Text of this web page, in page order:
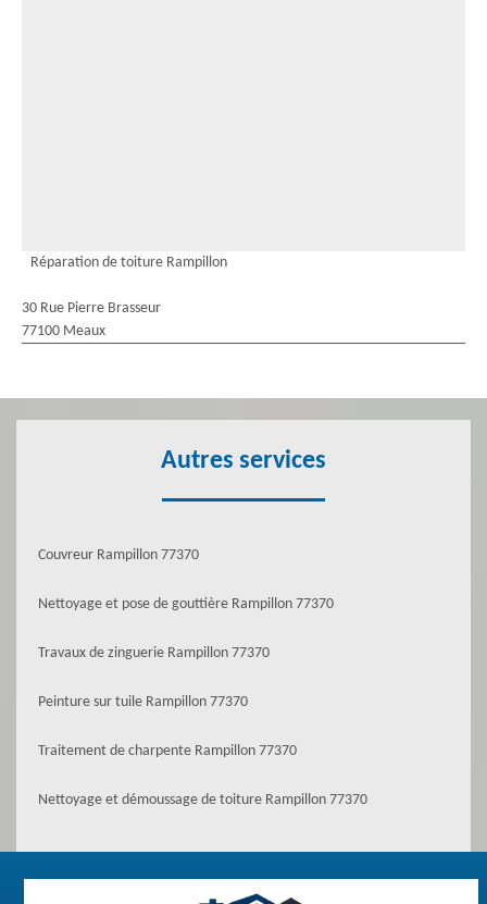
Réparation de toiture Rampillon
30 Rue Pierre Brasseur
77100 Meaux
Autres services
Couvreur Rampillon 77370
Nettoyage et pose de gouttière Rampillon 77370
Travaux de zinguerie Rampillon 77370
Peinture sur tuile Rampillon 77370
Traitement de charpente Rampillon 77370
Nettoyage et démoussage de toiture Rampillon 77370